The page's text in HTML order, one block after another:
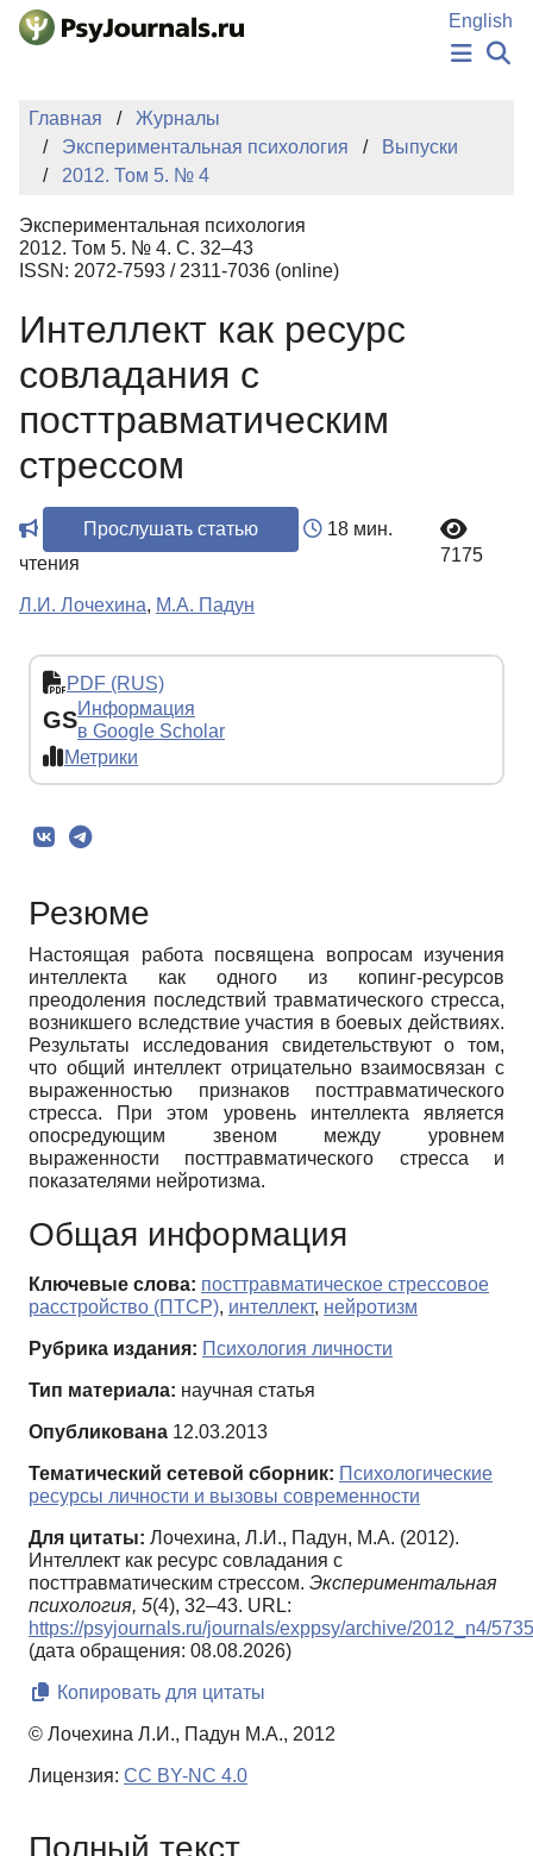
Перейти к основному содержанию
English
НОВОСТИ
КЛЮЧЕВЫЕ СЛОВА
Регистрация
Главная
Журналы
Экспериментальная психология
Выпуски
2012. Том 5. № 4
Экспериментальная психология
2012. Том 5. № 4. С. 32–43
ISSN: 2072-7593 / 2311-7036 (online)
Интеллект как ресурс
совладания с
посттравматическим
стрессом
Прослушать статью
18 мин.
чтения
7175
Л.И. Лочехина, М.А. Падун
PDF (RUS)
GSИнформация
в Google Scholar
Метрики
Резюме
Настоящая работа посвящена вопросам изучения
интеллекта как одного из копинг-ресурсов
преодоления последствий травматического стресса,
возникшего вследствие участия в боевых действиях.
Результаты исследования свидетельствуют о том,
что общий интеллект отрицательно взаимосвязан с
выраженностью признаков посттравматического
стресса. При этом уровень интеллекта является
опосредующим звеном между уровнем
выраженности посттравматического стресса и
показателями нейротизма.
Общая информация
Ключевые слова: посттравматическое стрессовое
расстройство (ПТСР), интеллект, нейротизм
Рубрика издания: Психология личности
Тип материала: научная статья
Опубликована 12.03.2013
Тематический сетевой сборник: Психологические
ресурсы личности и вызовы современности
Для цитаты: Лочехина, Л.И., Падун, М.А. (2012).
Интеллект как ресурс совладания с
посттравматическим стрессом. Экспериментальная
психология, 5(4), 32–43. URL:
https://psyjournals.ru/journals/exppsy/archive/2012_n4/
(дата обращения: 08.08.2026)
Копировать для цитаты
© Лочехина Л.И., Падун М.А., 2012
Лицензия: CC BY-NC 4.0
Полный текст